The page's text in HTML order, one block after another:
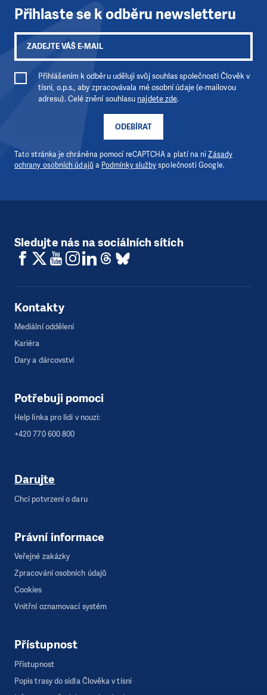
Přihlaste se k odběru newsletteru
ODEBÍRAT
Přihlášením k odběru uděluji svůj souhlas společnosti Člověk v
tísni, o.p.s., aby zpracovávala mé osobní údaje (e-mailovou
adresu). Celé znění souhlasu najdete zde.
Tato stránka je chráněna pomocí reCAPTCHA a platí na niZásady
ochrany osobních údajů a Podmínky službyspolečnosti Google.
Sledujte nás na sociálních sítích
Kontakty
Mediální oddělení
Kariéra
Dary a dárcovství
Potřebuji pomoci
Help linka pro lidi v nouzi:
+420 770 600 800
Darujte
Chci potvrzení o daru
Právní informace
Veřejné zakázky
Zpracování osobních údajů
Cookies
Vnitřní oznamovací systém
Přístupnost
Přístupnost
Popis trasy do sídla Člověka v tísni